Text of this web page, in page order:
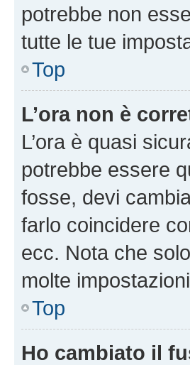
potrebbe non
tutte le tue
Top
L’ora non è
L’ora è quasi
potrebbe essere
fosse, devi
farlo coincidere
ecc. Nota che
molte
Top
Ho cambiato il